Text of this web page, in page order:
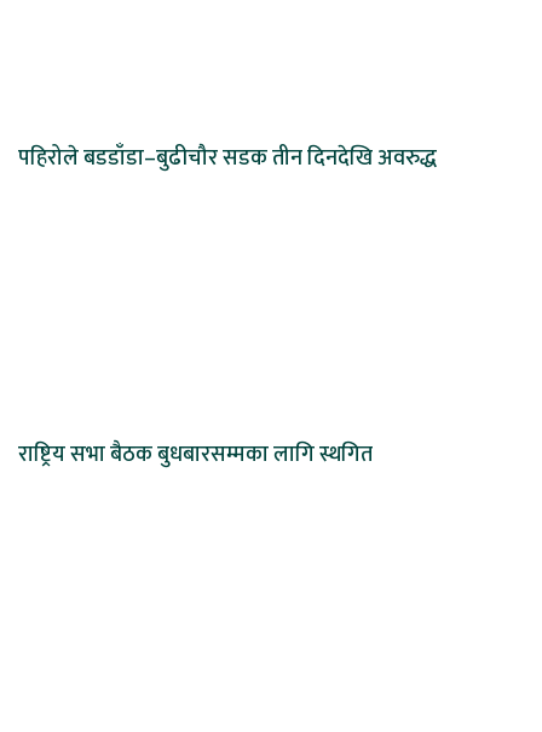
पहिरोले बडडाँडा–बुढीचौर सडक तीन दिनदेखि अवरुद्ध
राष्ट्रिय सभा बैठक बुधबारसम्मका लागि स्थगित